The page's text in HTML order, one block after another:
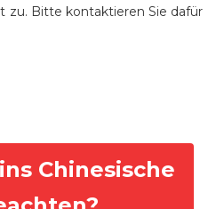
zu. Bitte kontaktieren Sie dafür
Chinesische